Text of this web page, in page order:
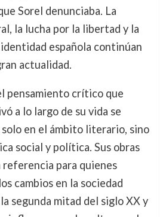
Sorel denunciaba. La
la lucha por la libertad y la
española continúan
actualidad.
pensamiento crítico que
a lo largo de su vida se
en el ámbito literario, sino
social y política. Sus obras
referencia para quienes
cambios en la sociedad
segunda mitad del siglo XX y